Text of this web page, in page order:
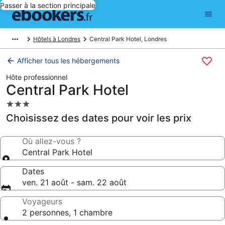
Passer à la section principale
Hôtels à Londres Central Park Hotel, Londres
Afficher tous les hébergements
Hôte professionnel
Central Park Hotel
Hébergement
3.0 étoiles
Choisissez des dates pour voir les prix
Où allez-vous ?
Central Park Hotel
Dates
ven. 21 août - sam. 22 août
Voyageurs
2 personnes, 1 chambre